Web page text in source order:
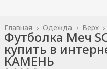
Верх ›
Одежда ›
Главная ›
Футболка Меч
купить в
КАМЕНЬ